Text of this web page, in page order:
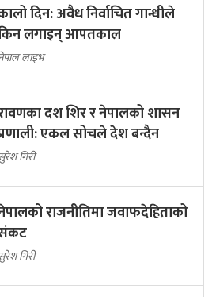
दिन: अवैध निर्वाचित गान्धीले
लगाइन् आपतकाल
लाइभ
दश शिर र नेपालको शासन
एकल सोचले देश बन्दैन
गिरी
राजनीतिमा जवाफदेहिताको
गिरी